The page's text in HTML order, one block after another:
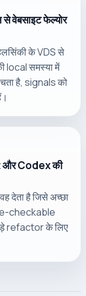
वेबसाइट फेल्योर
के VDS से
local समस्या में
है, signals को
Codex की
देता है जिसे अच्छा
checkable
refactor के लिए